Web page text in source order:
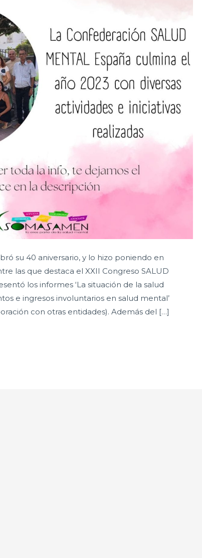
su 40 aniversario, y lo hizo poniendo en
las que destaca el XXII Congreso SALUD
los informes ‘La situación de la salud
e ingresos involuntarios en salud mental’
con otras entidades). Además del […]